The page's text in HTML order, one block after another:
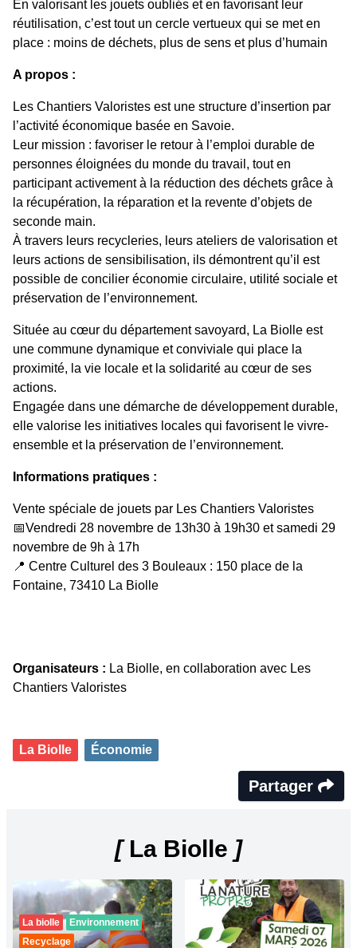
En valorisant les jouets oubliés et en favorisant leur
réutilisation, c’est tout un cercle vertueux qui se met en
place : moins de déchets, plus de sens et plus d’humain
A propos :
Les Chantiers Valoristes est une structure d’insertion par
l’activité économique basée en Savoie.
Leur mission : favoriser le retour à l’emploi durable de
personnes éloignées du monde du travail, tout en
participant activement à la réduction des déchets grâce à
la récupération, la réparation et la revente d’objets de
seconde main.
À travers leurs recycleries, leurs ateliers de valorisation et
leurs actions de sensibilisation, ils démontrent qu’il est
possible de concilier économie circulaire, utilité sociale et
préservation de l’environnement.
Située au cœur du département savoyard, La Biolle est
une commune dynamique et conviviale qui place la
proximité, la vie locale et la solidarité au cœur de ses
actions.
Engagée dans une démarche de développement durable,
elle valorise les initiatives locales qui favorisent le vivre-
ensemble et la préservation de l’environnement.
Informations pratiques :
Vente spéciale de jouets par Les Chantiers Valoristes
📅Vendredi 28 novembre de 13h30 à 19h30 et samedi 29
novembre de 9h à 17h
📍 Centre Culturel des 3 Bouleaux : 150 place de la
Fontaine, 73410 La Biolle
Organisateurs : La Biolle, en collaboration avec Les
Chantiers Valoristes
La Biolle Économie
Partager
[La Biolle ]
La biolle
Environnement
Recyclage